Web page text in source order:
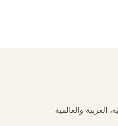
العربية والعالمية